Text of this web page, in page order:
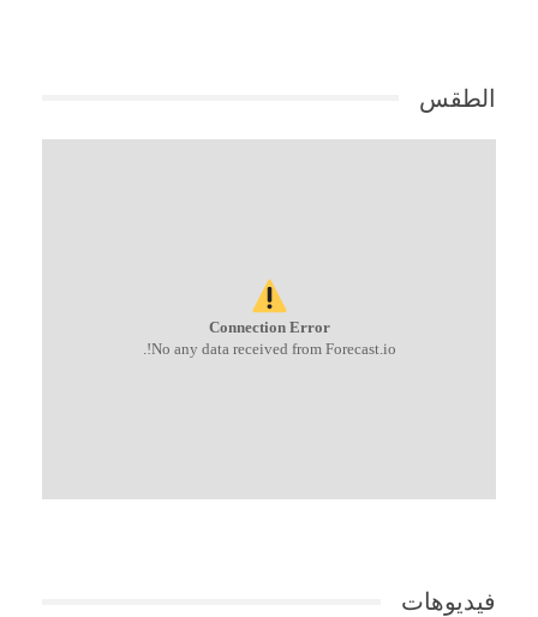
الطقس
Connection Error
No any data received from Forecast.io!.
فيديوهات